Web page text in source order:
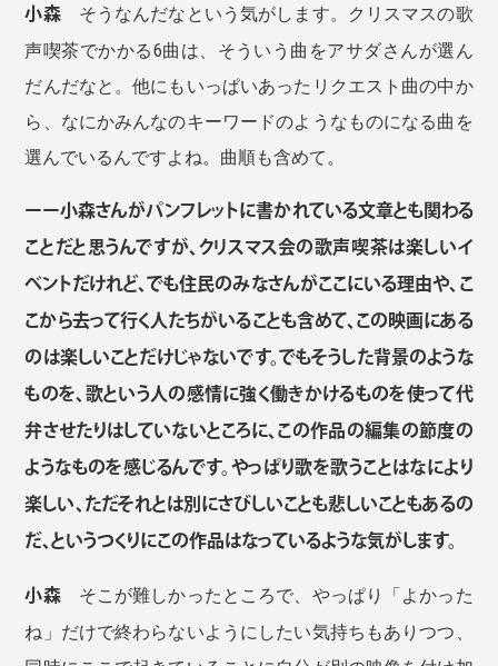
小森そうなんだなという気がします。クリスマスの歌
声喫茶でかかる6曲は、そういう曲をアサダさんが選ん
だんだなと。他にもいっぱいあったリクエスト曲の中か
ら、なにかみんなのキーワードのようなものになる曲を
選んでいるんですよね。曲順も含めて。
ーー小森さんがパンフレットに書かれている文章とも関わる
ことだと思うんですが、クリスマス会の歌声喫茶は楽しいイ
ベントだけれど、でも住民のみなさんがここにいる理由や、こ
こから去って行く人たちがいることも含めて、この映画にある
のは楽しいことだけじゃないです。でもそうした背景のような
ものを、歌という人の感情に強く働きかけるものを使って代
弁させたりはしていないところに、この作品の編集の節度の
ようなものを感じるんです。やっぱり歌を歌うことはなにより
楽しい、ただそれとは別にさびしいことも悲しいこともあるの
だ、というつくりにこの作品はなっているような気がします。
小森そこが難しかったところで、やっぱり「よかった
ね」だけで終わらないようにしたい気持ちもありつつ、